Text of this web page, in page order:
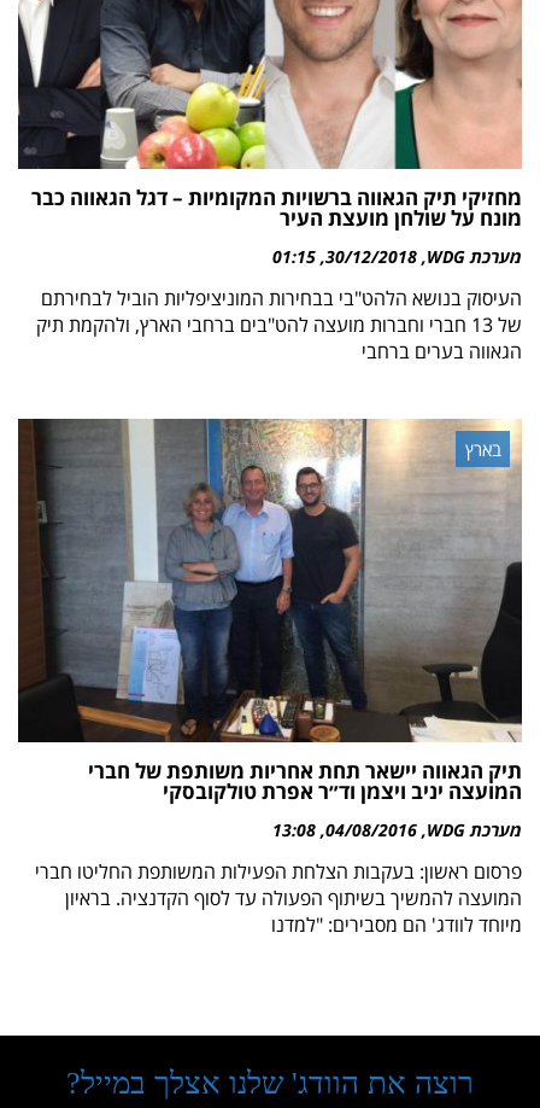
מחזיקי תיק הגאווה ברשויות המקומיות – דגל הגאווה כבר
מונח על שולחן מועצת העיר
מערכת WDG 30/12/2018
01:15
העיסוק בנושא הלהט"בי בבחירות המוניציפליות הוביל לבחירתם
של 13 חברי וחברות מועצה להט"בים ברחבי הארץ, ולהקמת תיק
הגאווה בערים ברחבי
בארץ
תיק הגאווה יישאר תחת אחריות משותפת של חברי
המועצה יניב ויצמן וד״ר אפרת טולקובסקי
מערכת WDG 04/08/2016
13:08
פרסום ראשון: בעקבות הצלחת הפעילות המשותפת החליטו חברי
המועצה להמשיך בשיתוף הפעולה עד לסוף הקדנציה. בראיון
מיוחד לוודג' הם מסבירים: "למדנו